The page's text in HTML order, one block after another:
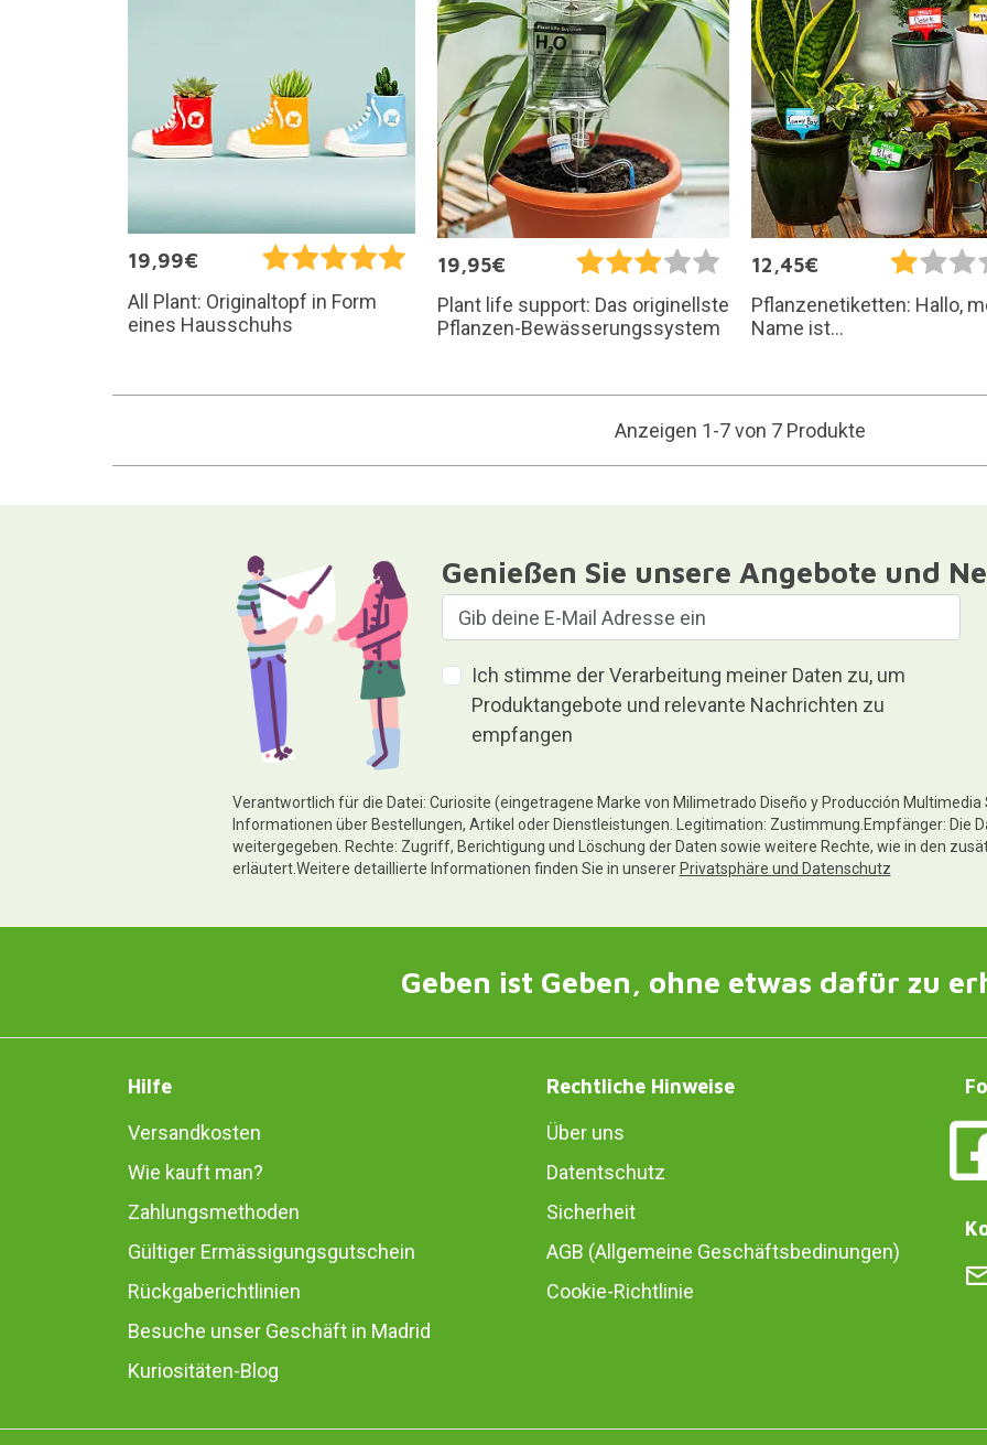
19,99€
All Plant: Originaltopf in Form
eines Hausschuhs
19,95€
Plant life support: Das originellste
Pflanzen-Bewässerungssystem
12,45€
Pflanzenetiketten: Hallo,
Name ist...
Anzeigen 1-7 von 7 Produkte
Genießen Sie unsere Angebote und
Ich stimme der Verarbeitung meiner Daten zu, um
Produktangebote und relevante Nachrichten zu
empfangen
Verantwortlich für die Datei: Curiosite (eingetragene Marke von Milimetrado Diseño y Producción Multimedia
Informationen über Bestellungen, Artikel oder Dienstleistungen. Legitimation: Zustimmung.Empfänger: Die
weitergegeben. Rechte: Zugriff, Berichtigung und Löschung der Daten sowie weitere Rechte, wie in den
erläutert.Weitere detaillierte Informationen finden Sie in unserer Privatsphäre und Datenschutz
Geben ist Geben, ohne etwas dafür zu
Hilfe
Versandkosten
Wie kauft man?
Zahlungsmethoden
Gültiger Ermässigungsgutschein
Rückgaberichtlinien
Besuche unser Geschäft in Madrid
Kuriositäten-Blog
Rechtliche Hinweise
Über uns
Datentschutz
Sicherheit
AGB (Allgemeine Geschäftsbedinungen)
Cookie-Richtlinie